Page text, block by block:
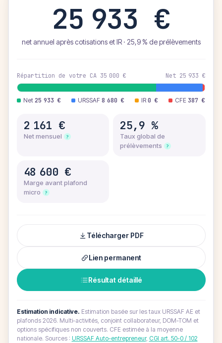
25 933 €
net annuel après cotisations et IR · 25,9 % de prélèvements
Répartition de votre CA 35 000 € Net 25 933 €
Net 25 933 € URSSAF 8 680 € IR0 € CFE387 €
2 161 €
Net mensuel ?
25,9 %
Taux global de
prélèvements
?
48 600 €
Marge avant plafond
micro
?
Télécharger PDF
Lien permanent
Résultat détaillé
Estimation indicative. Estimation basée sur les taux URSSAF AE et
plafonds 2026. Multi-activités, conjoint collaborateur, DOM-TOM et
options spécifiques non couverts. CFE estimée à la moyenne
nationale. Sources : URSSAF Auto-entrepreneur, CGI art. 50-0 / 102